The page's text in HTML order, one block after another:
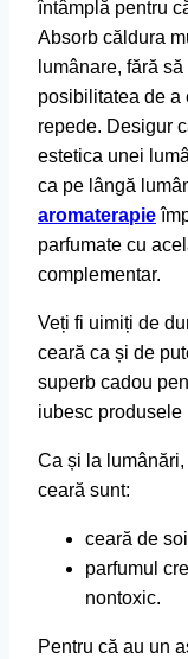
întâmplă pentru
Absorb căldura
lumânare, fără
posibilitatea de a
repede. Desigur
estetica unei
ca pe lângă
aromaterapie
parfumate cu
complementar.
Veți fi uimiți de
ceară ca și de
superb cadou
iubesc produsele
Ca și la
ceară sunt:
ceară de
parfumul
nontoxic.
Pentru că au un